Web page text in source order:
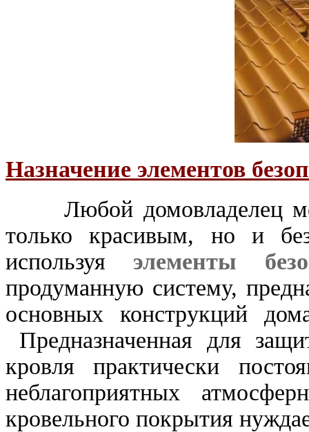
Назначение элементов
Любой домовладелец
только красивым, но и
используя элементы
продуманную систему,
основных конструкций
Предназначенная для
кровля практически
неблагоприятных
кровельного покрытия